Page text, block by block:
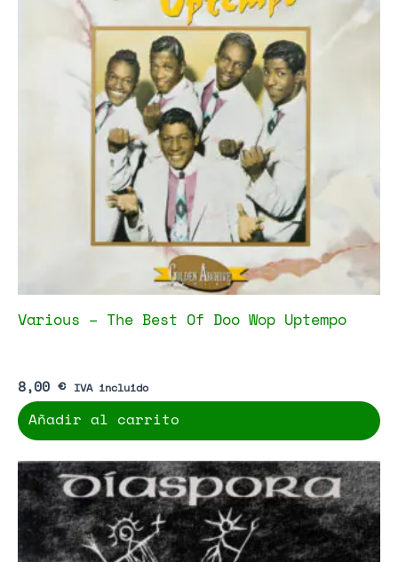
Various – The Best Of Doo Wop Uptempo
8,00 € IVA incluido
Añadir al carrito